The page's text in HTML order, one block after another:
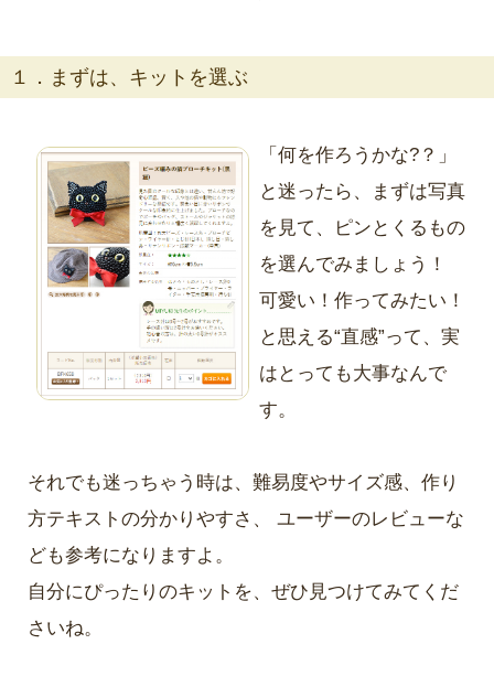
１．まずは、キットを選ぶ
「何を作ろうかな?？」
と迷ったら、まずは写真
を見て、ピンとくるもの
を選んでみましょう！
可愛い！作ってみたい！
と思える“直感”って、実
はとっても大事なんで
す。
それでも迷っちゃう時は、難易度やサイズ感、作り
方テキストの分かりやすさ、 ユーザーのレビューな
ども参考になりますよ。
自分にぴったりのキットを、ぜひ見つけてみてくだ
さいね。